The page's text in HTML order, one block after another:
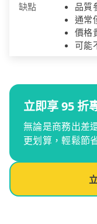
缺點
品質
通常
價格
可能
立即享 95 折
無論是商務出差
更划算，輕鬆節